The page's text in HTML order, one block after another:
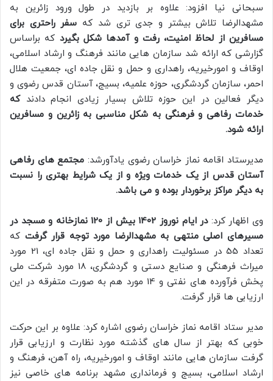
سبحانی نیا افزود: علاوه بر بازدید در طول ورود زائرین به
مشهدالرضا تلاش بیشتر و جدی تری شد که سفر راحتری برای
مسافرین از لحاظ امنیت، رفت و آمدها شکل بگیرد که براساس
گزارشی که ارائه شد سازمان هایی مانند فرهنگ و ارشاد اسلامی،
اوقاف و امورخیریه، راهداری و حمل و نقل جاده ای، جمعیت هلال
احمر، سازمان گردشگری، حوزه علمیه، بسیج، آستان قدس رضوی و
دیگر فعالین در این حوزه تلاش بسیار زیادی انجام دادندکه
خدمات رفاهی و فرهنگی به شکل مناسبی به زائرین و مسافرین
ارائه شود.
مدیرستاد اقامه نماز خراسان رضوی یادآورشد: مجتمع های رفاهی
آستان قدس از یک خدمات ویژه و از یک شرایط بهتری را نسبت
به دیگر مراکز برخوردار بوده و می باشد.
وی اظهار کرد:
در ایام نوروز 1402 بیش از 120 نمازخانه و مسجد در
مسیرهای اصلی منتهی به مشهدالرضا مورد توجه قرار گرفت که
تعداد 55 در مسئولیت راهداری و حمل و نقل جاده ای، 21 مورد
میراث فرهنگی و صنایع دستی و گردشگری، 18 مورد شرکت ملی
پخش فرآورده های نفتی و 14 مورد هم به صورت متفرقه در این
ارزیابی ها قرار گرفت.
مدیر ستاد اقامه نماز خراسان رضوی اشاره کرد: علاوه بر این حرکت
خوبی که بهتر از سال های گذشته مورد نظارت و ارزیابی قرار
گرفت سازمان هایی مانند اوقاف و امورخیریه، راه آهن، فرهنگ و
ارشاد اسلامی، بسیج و فرمانداری مشهد برنامه های خاصی نیز